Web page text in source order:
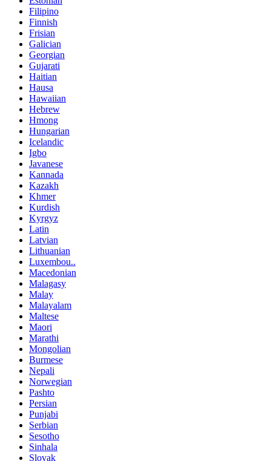
Filipino
Finnish
Frisian
Galician
Georgian
Gujarati
Haitian
Hausa
Hawaiian
Hebrew
Hmong
Hungarian
Icelandic
Igbo
Javanese
Kannada
Kazakh
Khmer
Kurdish
Kyrgyz
Latin
Latvian
Lithuanian
Luxembou..
Macedonian
Malagasy
Malay
Malayalam
Maltese
Maori
Marathi
Mongolian
Burmese
Nepali
Norwegian
Pashto
Persian
Punjabi
Serbian
Sesotho
Sinhala
Slovak